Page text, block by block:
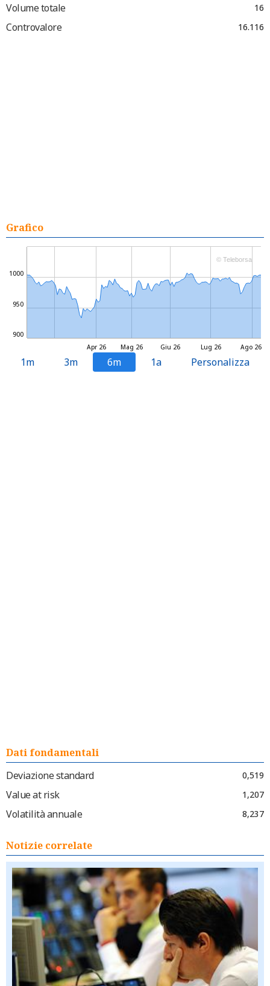
Volume totale 16
Controvalore 16.116
Grafico
Mag 26 Lug 26
Apr 26 Giu 26 Ago 26
900
950
1000
© Teleborsa
1m 3m 6m 1a Personalizza
Dati fondamentali
Deviazione standard
0,519
Value at risk 1,207
Volatilità annuale 8,237
Notizie correlate